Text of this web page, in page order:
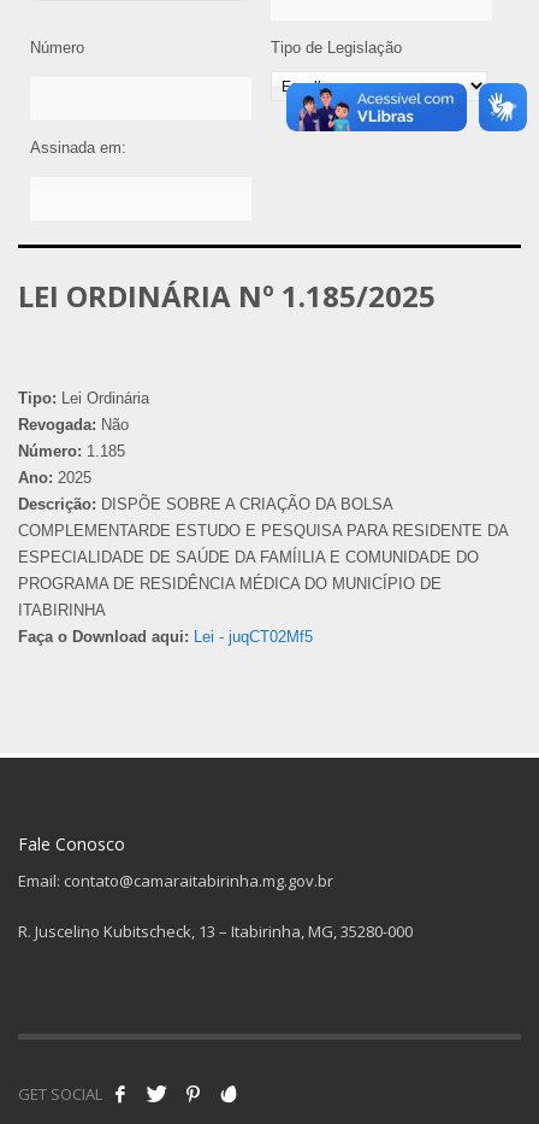
Número Tipo de Legislação
Assinada em:
LEI ORDINÁRIA Nº 1.185/2025
Tipo: Lei Ordinária
Revogada: Não
Número: 1.185
Ano: 2025
Descrição: DISPÕE SOBRE A CRIAÇÃO DA BOLSA
COMPLEMENTARDE ESTUDO E PESQUISA PARA RESIDENTE DA
ESPECIALIDADE DE SAÚDE DA FAMÍILIA E COMUNIDADE DO
PROGRAMA DE RESIDÊNCIA MÉDICA DO MUNICÍPIO DE
ITABIRINHA
Faça o Download aqui: Lei - juqCT02Mf5
Fale Conosco
Email: contato@camaraitabirinha.mg.gov.br
R. Juscelino Kubitscheck, 13 – Itabirinha, MG, 35280-000
GET SOCIAL